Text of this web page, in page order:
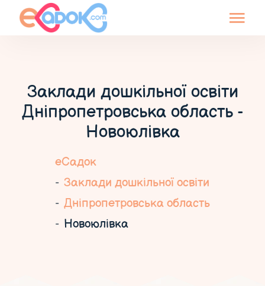
Заклади дошкільної освіти
Дніпропетровська область -
Новоюлівка
еСадок
Заклади дошкільної освіти
Дніпропетровська область
Новоюлівка